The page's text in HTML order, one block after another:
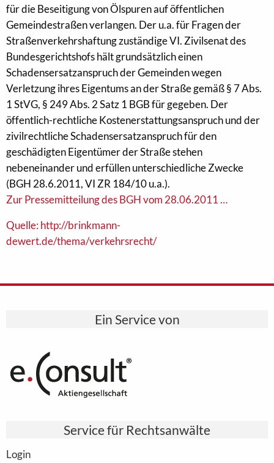
für die Beseitigung von Ölspuren auf öffentlichen
Gemeindestraßen verlangen. Der u.a. für Fragen der
Straßenverkehrshaftung zuständige VI. Zivilsenat des
Bundesgerichtshofs hält grundsätzlich einen
Schadensersatzanspruch der Gemeinden wegen
Verletzung ihres Eigentums an der Straße gemäß § 7 Abs.
1 StVG, § 249 Abs. 2 Satz 1 BGB für gegeben. Der
öffentlich-rechtliche Kostenerstattungsanspruch und der
zivilrechtliche Schadensersatzanspruch für den
geschädigten Eigentümer der Straße stehen
nebeneinander und erfüllen unterschiedliche Zwecke
(BGH 28.6.2011, VI ZR 184/10 u.a.).
Zur Pressemitteilung des BGH vom 28.06.2011 …
Quelle: http://brinkmann-
dewert.de/thema/verkehrsrecht/
Ein Service von
Service für Rechtsanwälte
Login